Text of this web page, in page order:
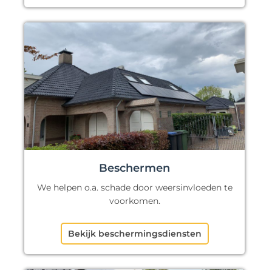
Beschermen
We helpen o.a. schade door weersinvloeden te
voorkomen.
Bekijk beschermingsdiensten